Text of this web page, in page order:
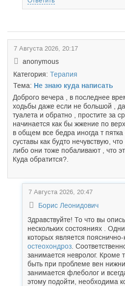
7 Августа 2026, 20:17
anonymous
Категория: Терапия
Тема: Не знаю куда написать
Доброго вечера , в последнее
ходьбы даже если не большой ,
туалета и обратно , простите за
начинается как бы жжение по
в общем все бедра иногда т
суставы как будто нечувствую,
либо они тоже побаливают , что
Куда обратится?.
7 Августа 2026, 20:47
Борис Леонидович
Здравствуйте! То что вы
нескольких состояниях .
которых является
остеохондроз .
занимается невролог. Кроме
быть при проблеме вен
занимается флеболог и
этому подойти, необходима